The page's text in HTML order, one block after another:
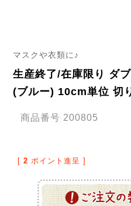
マスクや衣類に♪
生産終了/在庫限り ダ
(ブルー) 10cm単位 切
商品番号 200805
[ 2 ポイント進呈 ]